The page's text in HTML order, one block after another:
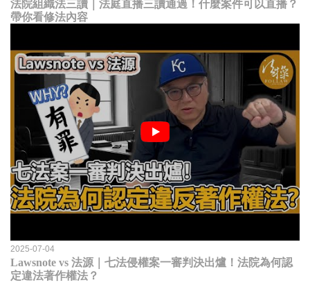
法院組織法三讀｜法庭直播三讀通過！什麼案件可以直播？
帶你看修法內容
2025-07-04
Lawsnote vs 法源｜七法侵權案一審判決出爐！法院為何認
定違法著作權法？